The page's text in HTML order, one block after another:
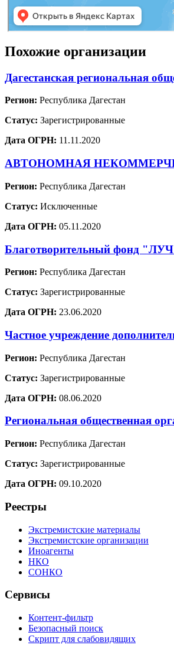
Похожие организации
Дагестанская региональная
Регион: Республика Дагестан
Статус: Зарегистрированные
Дата ОГРН: 11.11.2020
АВТОНОМНАЯ
Регион: Республика Дагестан
Статус: Исключенные
Дата ОГРН: 05.11.2020
Благотворительный фонд
Регион: Республика Дагестан
Статус: Зарегистрированные
Дата ОГРН: 23.06.2020
Частное учреждение
Регион: Республика Дагестан
Статус: Зарегистрированные
Дата ОГРН: 08.06.2020
Региональная общественная
Регион: Республика Дагестан
Статус: Зарегистрированные
Дата ОГРН: 09.10.2020
Реестры
Экстремистские материалы
Экстремистские организации
Иноагенты
НКО
СОНКО
Сервисы
Контент-фильтр
Безопасный поиск
Скрипт для слабовидящих